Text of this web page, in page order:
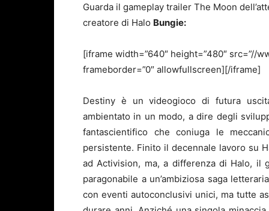
Guarda il gameplay trailer The Moon
creatore di Halo Bungie:
[iframe width=”640″ height=”480″ src=”//
frameborder=”0″ allowfullscreen][/iframe]
Destiny è un videogioco di futura
ambientato in un modo, a dire degli
fantascientifico che coniuga le
persistente. Finito il decennale lavoro su
ad Activision, ma, a differenza di Halo, il
paragonabile a un’ambiziosa saga
con eventi autoconclusivi unici, ma tutte